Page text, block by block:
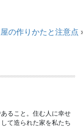
の作りかたと注意点
ること。住む人に幸せ
て造られた家を私たち